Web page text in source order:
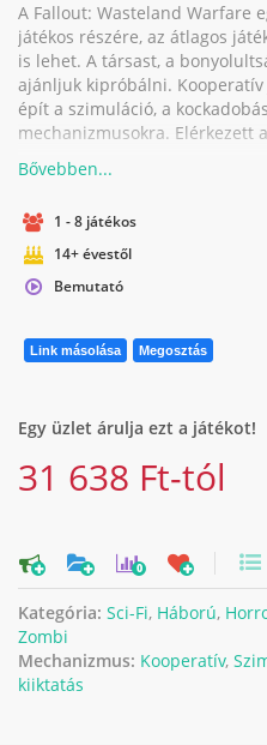
A Fallout: Wasteland Warfare
játékos részére, az átlagos
is lehet. A társast, a
ajánljuk kipróbálni.
épít a szimuláció, a
mechanizmusokra. Elérkezett
1 - 8 játékos
14+ évestől
Bemutató
Link másolása Megosztás
Egy üzlet árulja ezt a játékot!
31 638 Ft-tól
0
Kategória: Sci-Fi, Háború,
Zombi
Mechanizmus: Kooperatív,
kiiktatás